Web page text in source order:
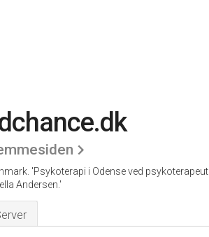
'Psykoterapi i Odense ved psykoterapeut
Andersen.'